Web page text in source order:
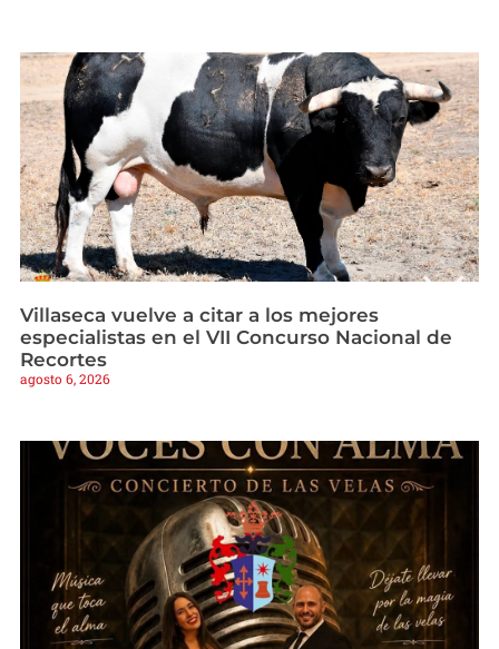
Villaseca vuelve a citar a los mejores
especialistas en el VII Concurso Nacional de
Recortes
agosto 6, 2026